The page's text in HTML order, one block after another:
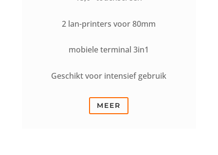
2 lan-printers voor 80mm
mobiele terminal 3in1
Geschikt voor intensief gebruik
MEER